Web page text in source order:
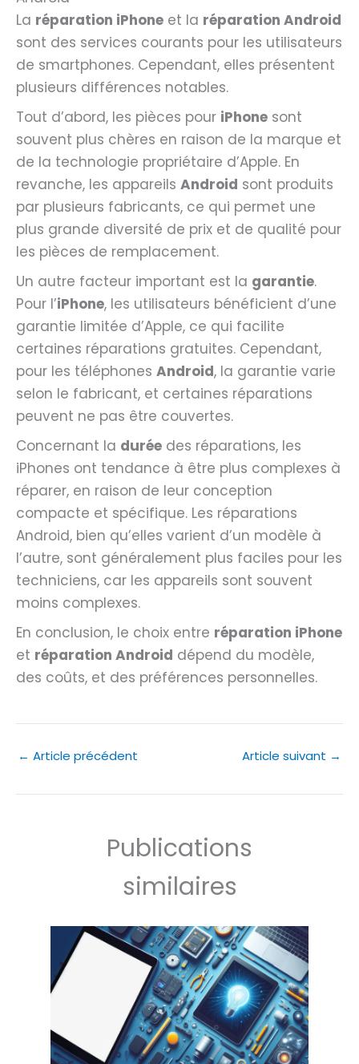
La réparation iPhone et la réparation Android
sont des services courants pour les utilisateurs
de smartphones. Cependant, elles présentent
plusieurs différences notables.
Tout d’abord, les pièces pour iPhone sont
souvent plus chères en raison de la marque et
de la technologie propriétaire d’Apple. En
revanche, les appareils Android sont produits
par plusieurs fabricants, ce qui permet une
plus grande diversité de prix et de qualité pour
les pièces de remplacement.
Un autre facteur important est la garantie.
Pour l’iPhone, les utilisateurs bénéficient d’une
garantie limitée d’Apple, ce qui facilite
certaines réparations gratuites. Cependant,
pour les téléphones Android, la garantie varie
selon le fabricant, et certaines réparations
peuvent ne pas être couvertes.
Concernant la durée des réparations, les
iPhones ont tendance à être plus complexes à
réparer, en raison de leur conception
compacte et spécifique. Les réparations
Android, bien qu’elles varient d’un modèle à
l’autre, sont généralement plus faciles pour les
techniciens, car les appareils sont souvent
moins complexes.
En conclusion, le choix entre réparation iPhone
et réparation Android dépend du modèle,
des coûts, et des préférences personnelles.
← Article précédent Article suivant →
Publications
similaires